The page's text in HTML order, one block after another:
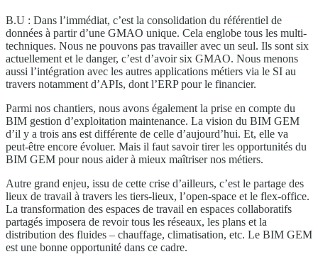
B.U : Dans l’immédiat, c’est la consolidation du référentiel de
données à partir d’une GMAO unique. Cela englobe tous les multi-
techniques. Nous ne pouvons pas travailler avec un seul. Ils sont six
actuellement et le danger, c’est d’avoir six GMAO. Nous menons
aussi l’intégration avec les autres applications métiers via le SI au
travers notamment d’APIs, dont l’ERP pour le financier.
Parmi nos chantiers, nous avons également la prise en compte du
BIM gestion d’exploitation maintenance. La vision du BIM GEM
d’il y a trois ans est différente de celle d’aujourd’hui. Et, elle va
peut-être encore évoluer. Mais il faut savoir tirer les opportunités du
BIM GEM pour nous aider à mieux maîtriser nos métiers.
Autre grand enjeu, issu de cette crise d’ailleurs, c’est le partage des
lieux de travail à travers les tiers-lieux, l’open-space et le flex-office.
La transformation des espaces de travail en espaces collaboratifs
partagés imposera de revoir tous les réseaux, les plans et la
distribution des fluides – chauffage, climatisation, etc. Le BIM GEM
est une bonne opportunité dans ce cadre.